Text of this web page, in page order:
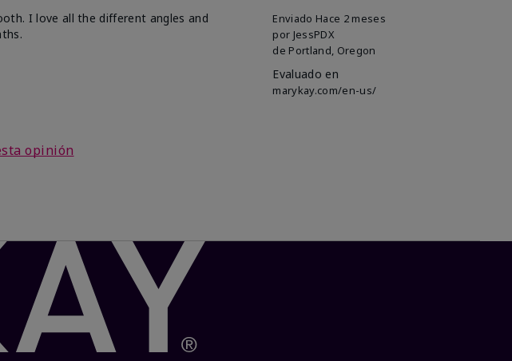
Enviado Hace 2 meses
por JessPDX
de Portland, Oregon
Evaluado en
marykay.com/en-us/
I love all the different angles and
opinión